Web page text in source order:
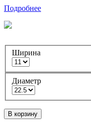
Подробнее
Ширина
Диаметр
В корзину